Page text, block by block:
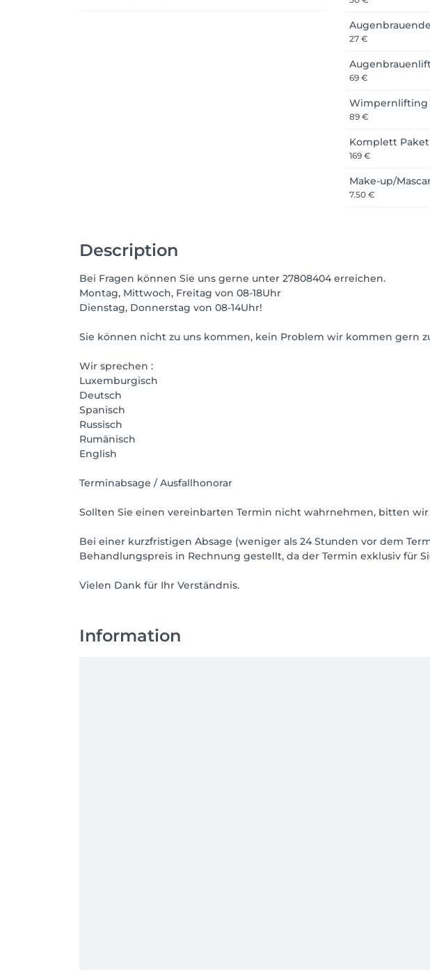
27 €
69 €
Wimpernlifting
89 €
Komplett
169 €
Make-up/
7.50 €
Description
Bei Fragen können Sie uns gerne unter 27808404 erreichen.
Montag, Mittwoch, Freitag von 08-18Uhr
Dienstag, Donnerstag von 08-14Uhr!
Sie können nicht zu uns kommen, kein Problem wir kommen gern
Wir sprechen :
Luxemburgisch
Deutsch
Spanisch
Russisch
Rumänisch
English
Terminabsage / Ausfallhonorar
Sollten Sie einen vereinbarten Termin nicht wahrnehmen, bitten
Bei einer kurzfristigen Absage (weniger als 24 Stunden vor dem
Behandlungspreis in Rechnung gestellt, da der Termin exklusiv
Vielen Dank für Ihr Verständnis.
Information